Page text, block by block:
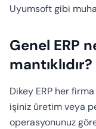
Uyumsoft gibi
Genel ERP
mantıklıdır?
Dikey ERP her
işiniz üretim veya
operasyonunuz